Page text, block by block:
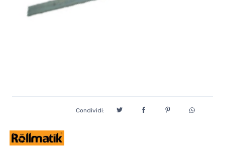
Condividi: